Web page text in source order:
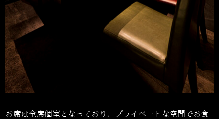
お席は全席個室となっており、プライベートな空間でお食